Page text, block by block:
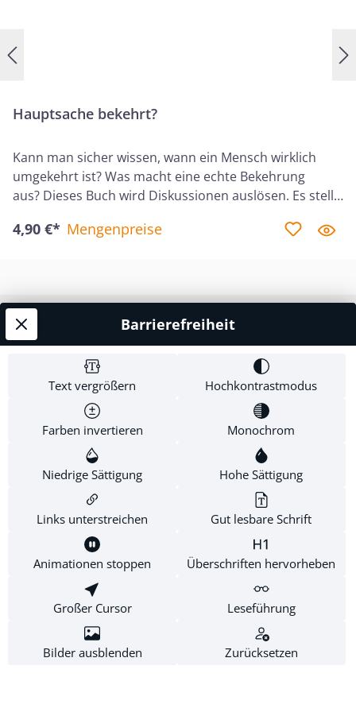
Hauptsache bekehrt?
Kann man sicher wissen, wann ein Mensch wirklich
umgekehrt ist? Was macht eine echte Bekehrung
aus? Dieses Buch wird Diskussionen auslösen. Es stellt
Kreisen längst als sicher gilt: unsere Vorstellungen von
Menschen zu schnell? Sprechen wir ihnen Errettung
zu, wo sie vielleicht noch gar nicht geschehen
ist? Dieses Buch fordert heraus, verbreitete
Überzeugungen und gängige Praktiken kompromisslos
an der Bibel zu prüfen.
4,90 €* Mengenpreise
Service-Hotline
Shop Service
Informationen
Newsletter
Text vergrößern Hochkontrastmodus
Farben invertieren Monochrom
Niedrige Sättigung Hohe Sättigung
Links unterstreichen Gut lesbare Schrift
Animationen stoppen Überschriften hervorheben
Großer Cursor Leseführung
Bilder ausblenden Zurücksetzen
Barrierefreiheit
Diese Website verwendet Cookies, um eine bestmögliche
Erfahrung bieten zu können.
Nur technisch notwendige
Konfigurieren
Alle Cookies akzeptieren